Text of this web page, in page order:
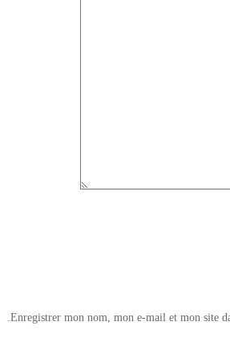
Enregistrer mon nom, mon e-mail et mon site